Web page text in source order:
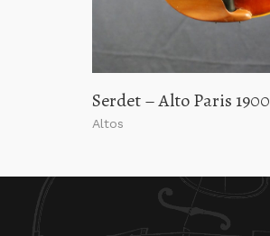
Serdet – Alto Paris 1900
Altos